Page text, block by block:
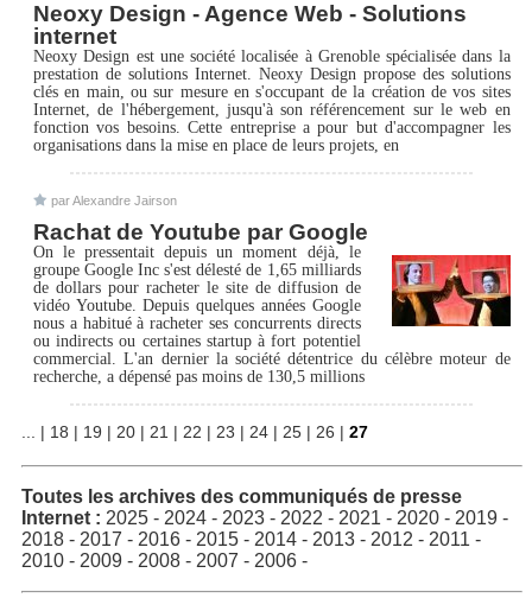
Neoxy Design - Agence Web - Solutions
internet
Neoxy Design est une société localisée à Grenoble spécialisée dans la
prestation de solutions Internet. Neoxy Design propose des solutions
clés en main, ou sur mesure en s'occupant de la création de vos sites
Internet, de l'hébergement, jusqu'à son référencement sur le web en
fonction vos besoins. Cette entreprise a pour but d'accompagner les
organisations dans la mise en place de leurs projets, en
par Alexandre Jairson
Rachat de Youtube par Google
On le pressentait depuis un moment déjà, le
groupe Google Inc s'est délesté de 1,65 milliards
de dollars pour racheter le site de diffusion de
vidéo Youtube. Depuis quelques années Google
nous a habitué à racheter ses concurrents directs
ou indirects ou certaines startup à fort potentiel
commercial. L'an dernier la société détentrice du célèbre moteur de
recherche, a dépensé pas moins de 130,5 millions
... | 18 | 19 | 20 | 21 | 22 | 23 | 24 | 25 | 26 | 27
Toutes les archives des communiqués de presse
Internet : 2025 - 2024 - 2023 - 2022 - 2021 - 2020 - 2019 -
2018 - 2017 - 2016 - 2015 - 2014 - 2013 - 2012 - 2011 -
2010 - 2009 - 2008 - 2007 - 2006 -